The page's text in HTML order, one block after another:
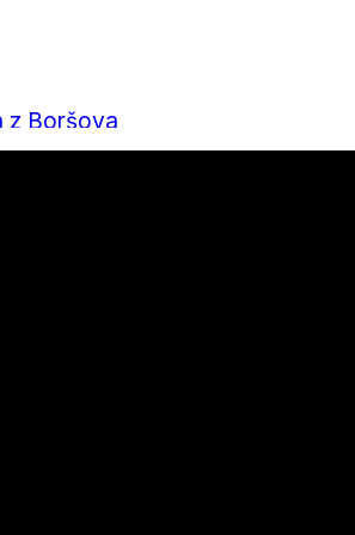
z Boršova
a bydlení, které stojí za přečtení
za rok 2025